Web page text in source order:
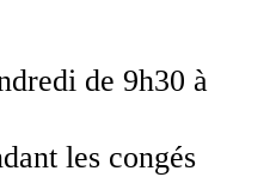
de 9h30 à
les congés